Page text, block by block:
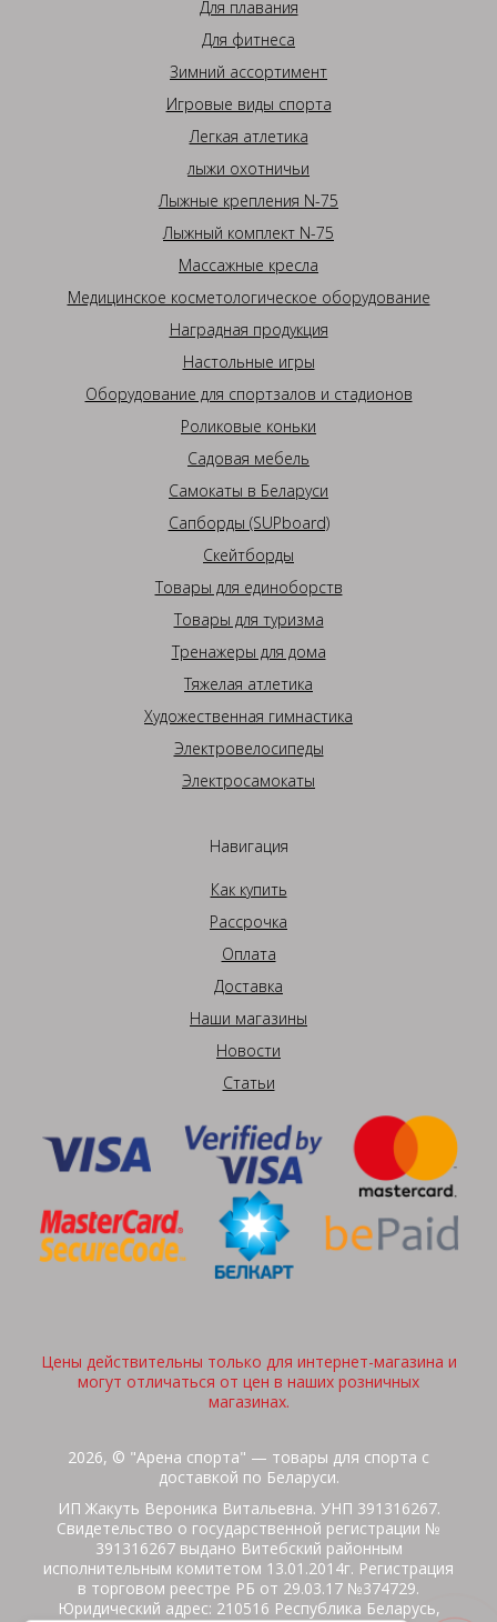
Для плавания
Для фитнеса
Зимний ассортимент
Игровые виды спорта
Легкая атлетика
лыжи охотничьи
Лыжные крепления N-75
Лыжный комплект N-75
Массажные кресла
Медицинское косметологическое оборудование
Наградная продукция
Настольные игры
Оборудование для спортзалов и стадионов
Роликовые коньки
Садовая мебель
Самокаты в Беларуси
Сапборды (SUPboard)
Скейтборды
Товары для единоборств
Товары для туризма
Тренажеры для дома
Тяжелая атлетика
Художественная гимнастика
Электровелосипеды
Электросамокаты
Навигация
Как купить
Рассрочка
Оплата
Доставка
Наши магазины
Новости
Статьи
Цены действительны только для интернет-магазина и
могут отличаться от цен в наших розничных
магазинах.
2026, © "Арена спорта" — товары для спорта с
доставкой по Беларуси.
ИП Жакуть Вероника Витальевна. УНП 391316267.
Свидетельство о государственной регистрации №
391316267 выдано Витебский районным
исполнительным комитетом 13.01.2014г. Регистрация
в торговом реестре РБ от 29.03.17 №374729.
Юридический адрес: 210516 Республика Беларусь,